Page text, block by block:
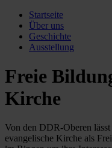
Startseite
Über uns
Geschichte
Ausstellung
Freie
Kirche
Von den DDR-Oberen
evangelische Kirche als